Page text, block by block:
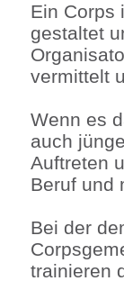
Ein Corps
gestaltet
vermittelt
Wenn es
auch
Auftreten
Beruf und
Bei der
trainieren